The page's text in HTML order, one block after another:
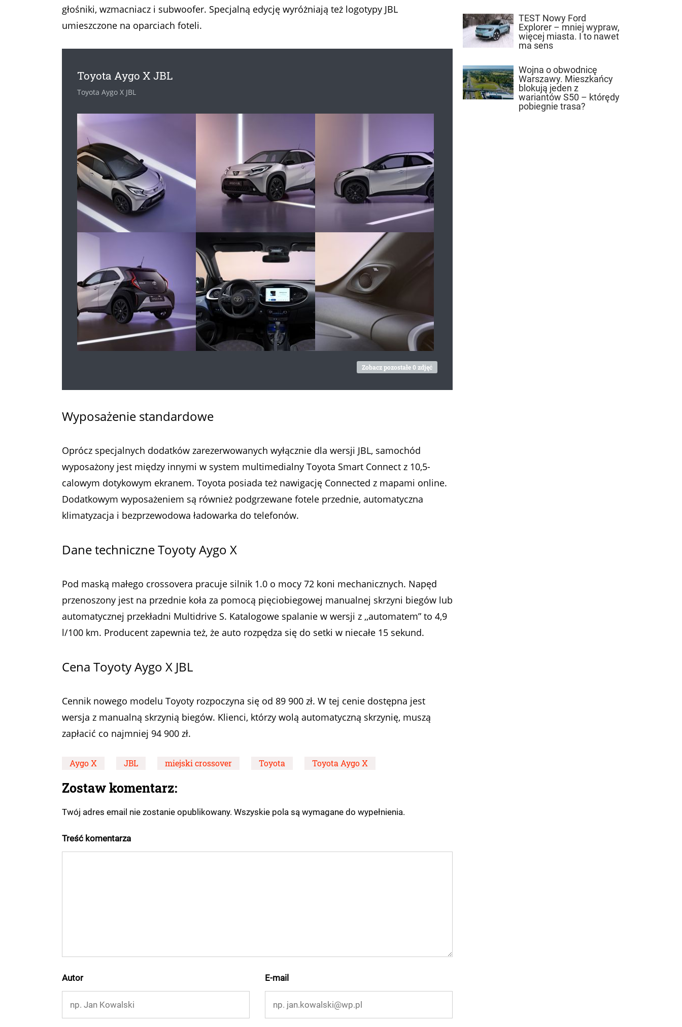
głośniki, wzmacniacz i subwoofer. Specjalną edycję wyróżniają też logotypy JBL
umieszczone na oparciach foteli.
Toyota Aygo X JBL
Toyota Aygo X JBL
Zobacz pozostałe 0 zdjęć
Wyposażenie standardowe
Oprócz specjalnych dodatków zarezerwowanych wyłącznie dla wersji JBL, samochód
wyposażony jest między innymi w system multimedialny Toyota Smart Connect z 10,5-
calowym dotykowym ekranem. Toyota posiada też nawigację Connected z mapami online.
Dodatkowym wyposażeniem są również podgrzewane fotele przednie, automatyczna
klimatyzacja i bezprzewodowa ładowarka do telefonów.
Dane techniczne Toyoty Aygo X
Pod maską małego crossovera pracuje silnik 1.0 o mocy 72 koni mechanicznych. Napęd
przenoszony jest na przednie koła za pomocą pięciobiegowej manualnej skrzyni biegów lub
automatycznej przekładni Multidrive S. Katalogowe spalanie w wersji z ,,automatem” to 4,9
l/100 km. Producent zapewnia też, że auto rozpędza się do setki w niecałe 15 sekund.
Cena Toyoty Aygo X JBL
Cennik nowego modelu Toyoty rozpoczyna się od 89 900 zł. W tej cenie dostępna jest
wersja z manualną skrzynią biegów. Klienci, którzy wolą automatyczną skrzynię, muszą
zapłacić co najmniej 94 900 zł.
Aygo X JBL miejski crossover Toyota Toyota Aygo X
Zostaw komentarz:
Twój adres email nie zostanie opublikowany. Wszyskie pola są wymagane do wypełnienia.
Treść komentarza
Autor E-mail
TEST Nowy Ford
Explorer – mniej wypraw,
więcej miasta. I to nawet
ma sens
Wojna o obwodnicę
Warszawy. Mieszkańcy
blokują jeden z
wariantów S50 – którędy
pobiegnie trasa?